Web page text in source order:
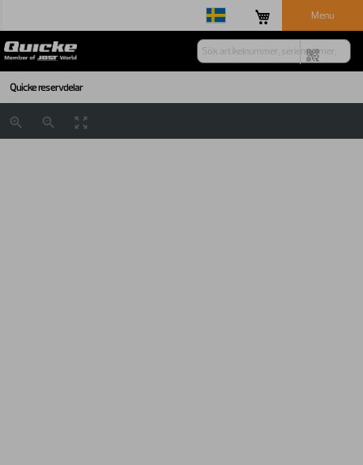
Menu
Quicke reservdelar